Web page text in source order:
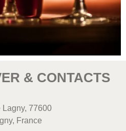
& CONTACTS
Lagny, 77600
France